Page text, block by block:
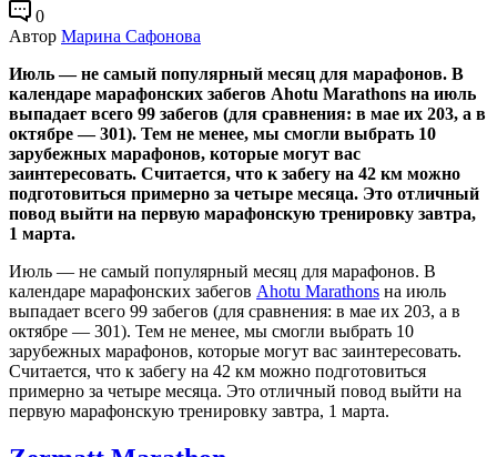
0
Автор Марина Сафонова
Июль — не самый популярный месяц для марафонов. В
календаре марафонских забегов Ahotu Marathons на июль
выпадает всего 99 забегов (для сравнения: в мае их 203, а в
октябре — 301). Тем не менее, мы смогли выбрать 10
зарубежных марафонов, которые могут вас
заинтересовать. Считается, что к забегу на 42 км можно
подготовиться примерно за четыре месяца. Это отличный
повод выйти на первую марафонскую тренировку завтра,
1 марта.
Июль — не самый популярный месяц для марафонов. В
календаре марафонских забегов Ahotu Marathons на июль
выпадает всего 99 забегов (для сравнения: в мае их 203, а в
октябре — 301). Тем не менее, мы смогли выбрать 10
зарубежных марафонов, которые могут вас заинтересовать.
Считается, что к забегу на 42 км можно подготовиться
примерно за четыре месяца. Это отличный повод выйти на
первую марафонскую тренировку завтра, 1 марта.